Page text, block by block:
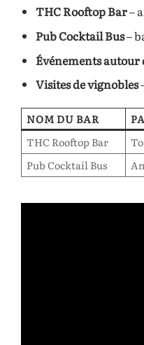
THC Rooftop Bar–
Pub Cocktail Bus–
Événements autour
Visites de vignobles
NOM DU BAR
THC Rooftop Bar
Pub Cocktail Bus